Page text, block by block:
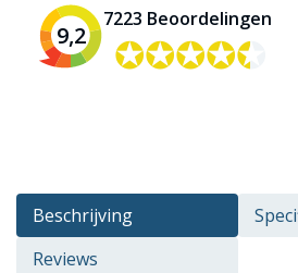
9,2
7223 Beoordelingen
✪✪✪✪✪
✪✪✪✪✪
Beschrijving
Reviews